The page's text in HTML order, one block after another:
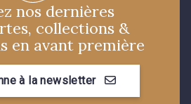
nos dernières
collections &
en avant première
à la newsletter